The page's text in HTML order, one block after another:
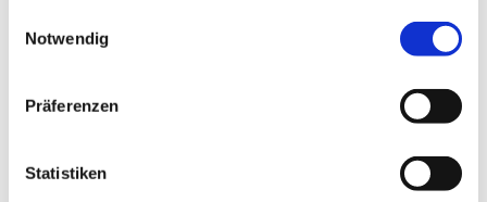
Notwendig
Präferenzen
Statistiken